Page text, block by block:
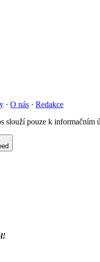
· O nás · Redakce
slouží pouze k informačním